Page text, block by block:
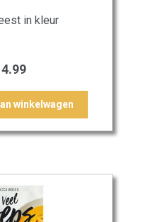
in kleur
winkelwagen